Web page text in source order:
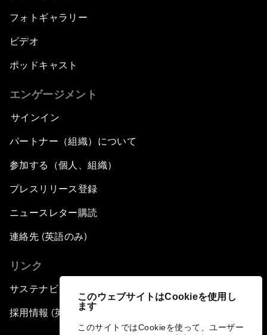
このウェブサイトはCookieを使用し
ます
このサイトではCookieを使って、ユーザー
フォトギャラリー
ビデオ
ポッドキャスト
エンゲージメント
サインイン
パートナー（組織）について
参加する（個人、組織）
プレスリリース登録
ニュースレター購読
連絡先 (英語のみ)
リンク
サステナビリティへの取り組み
採用情報 (英語のみ)